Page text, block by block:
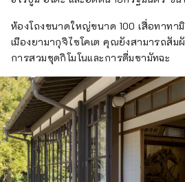
ห้องโถงขนาดใหญ่ขนาด 100 เสื่อทาทา
เมืองยามากุจิไซโคเต คุณยังสามารถสั
การสวมชุดกิโมโนและการดื่มชามัทฉะ